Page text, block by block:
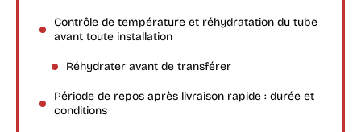
Contrôle de température et réhydratation du tube
avant toute installation
Réhydrater avant de transférer
Période de repos après livraison rapide : durée et
conditions